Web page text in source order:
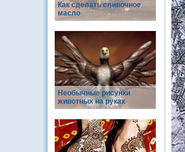
Как сделать сливочное
масло
Необычные рисунки
животных на руках